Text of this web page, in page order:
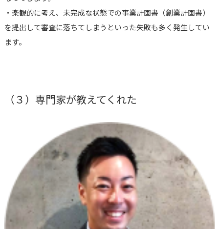
・楽観的に考え、未完成な状態での事業計画書（創業計画書）
を提出して審査に落ちてしまうといった失敗も多く発生してい
ます。
（３）専門家が教えてくれた